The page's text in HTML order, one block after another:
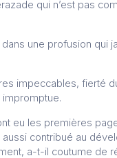
qui n’est pas
une profusion qui
impeccables, fierté
eu les premières
contribué au
a-t-il coutume de